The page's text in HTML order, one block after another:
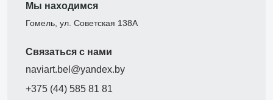
Мы находимся
Гомель, ул. Советская 138А
Связаться с нами
naviart.bel@yandex.by
+375 (44) 585 81 81